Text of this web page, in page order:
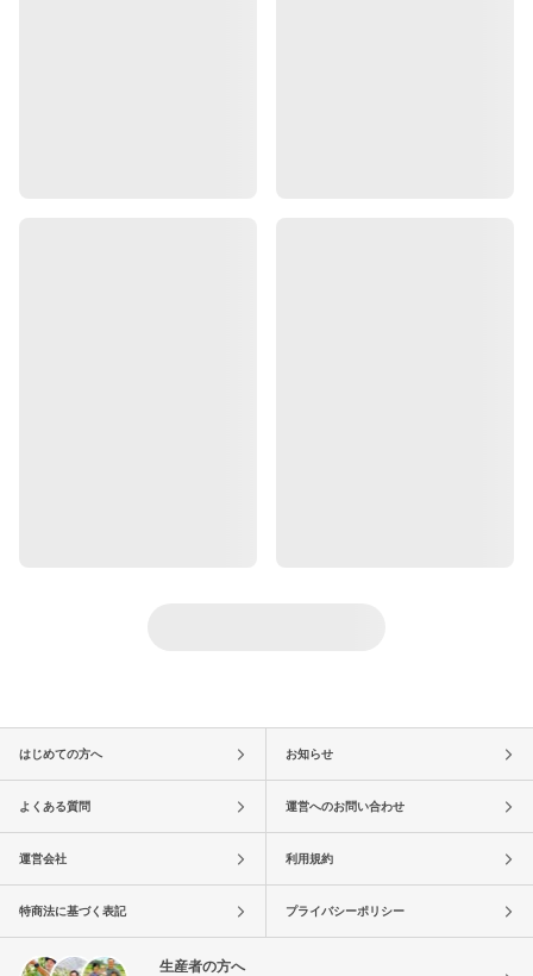
はじめての方へ お知らせ
よくある質問 運営へのお問い合わせ
運営会社 利用規約
特商法に基づく表記 プライバシーポリシー
生産者の方へ